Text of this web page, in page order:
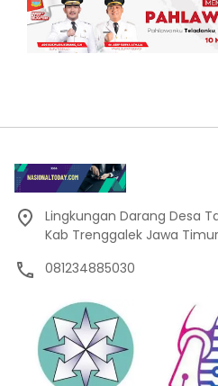
Lingkungan Darang Desa
Kab Trenggalek Jawa Timur
081234885030